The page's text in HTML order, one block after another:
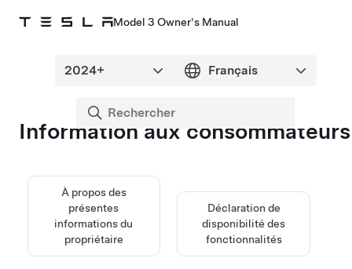
Model 3 Owner's Manual
Information aux consommateurs
À propos des
présentes
informations du
propriétaire
Déclaration de
disponibilité des
fonctionnalités